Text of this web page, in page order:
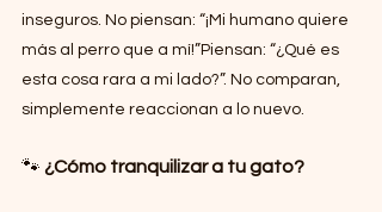
inseguros. No piensan: “¡Mi humano quiere
más al perro que a mí!”Piensan: “¿Qué es
esta cosa rara a mi lado?”. No comparan,
simplemente reaccionan a lo nuevo.
🐾 ¿Cómo tranquilizar a tu gato?